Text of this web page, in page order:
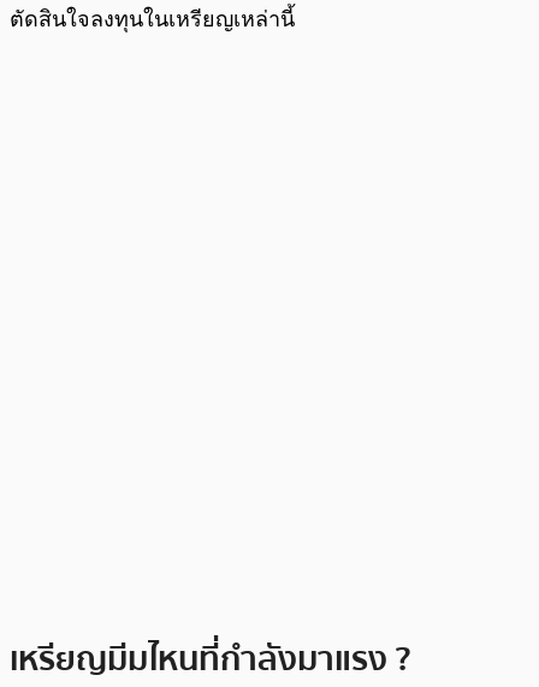
ตัดสินใจลงทุนในเหรียญเหล่านี้
เหรียญมีมไหนที่กำลังมาแรง ?